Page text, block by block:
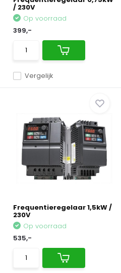
/ 230V
Vergelijk
Op voorraad
399,-
Frequentieregelaar 1,5kW /
230V
Op voorraad
535,-